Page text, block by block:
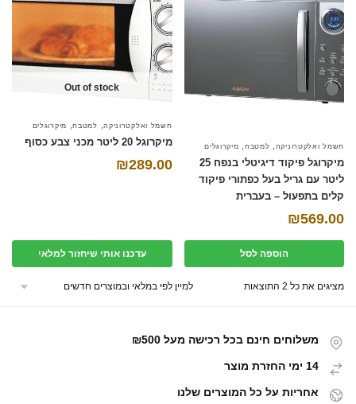
חשמל ואלקטרוניקה , למטבח , מיקרוגלים
מיקרוגל פיקוד דיגיטלי בנפח 25
ליטר עם גריל בעל כפתורי פיקוד
קלים בתפעול – בעברית
₪569.00
הוספה לסל
Out of stock
חשמל ואלקטרוניקה, למטבח, מיקרוגלים
מיקרוגל 20 ליטר מכני צבע כסוף
₪289.00
עדכנו אותי שיחזור למלאי
מציגים את כל ⁦2⁩ התוצאות
משלוחים חינם בכל רכישה מעל ₪500
14 ימי החזרת מוצר
אחריות על כל המוצרים שלנו
font_download סמן קישורים
אפס את כל האפשרויות
השאר פידבק